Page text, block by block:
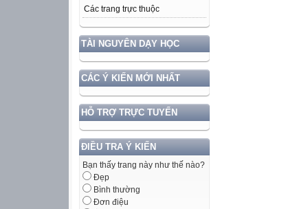
Các trang trực thuộc
TÀI NGUYÊN DẠY HỌC
CÁC Ý KIẾN MỚI NHẤT
HỖ TRỢ TRỰC TUYẾN
ĐIỀU TRA Ý KIẾN
Bạn thấy trang này như thế nào?
Đẹp
Bình thường
Đơn điệu